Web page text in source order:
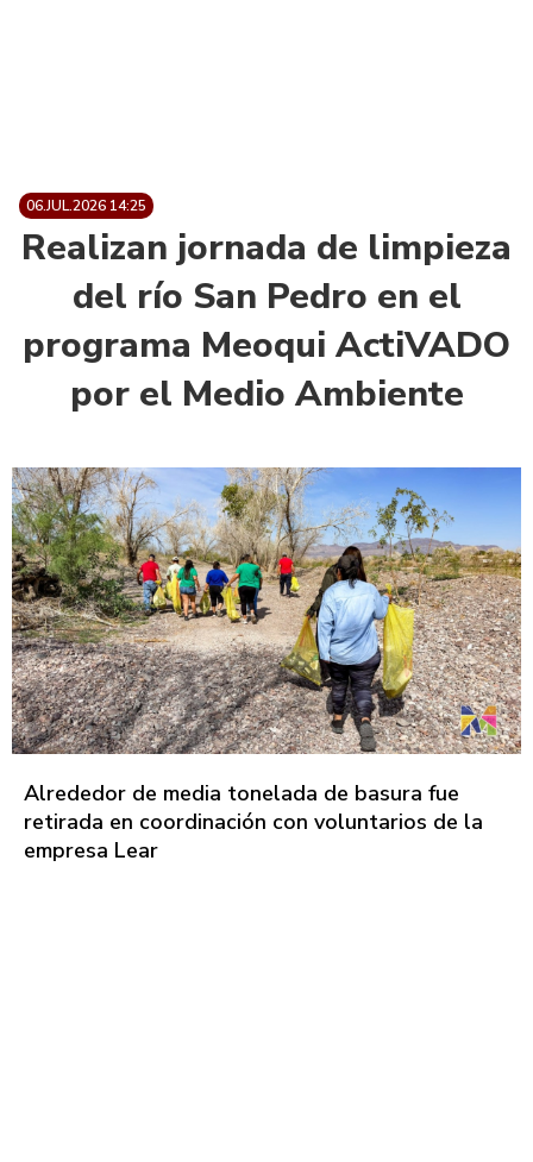
06.JUL.2026 14:25
Realizan jornada de limpieza
del río San Pedro en el
programa Meoqui ActiVADO
por el Medio Ambiente
Alrededor de media tonelada de basura fue
retirada en coordinación con voluntarios de la
empresa Lear